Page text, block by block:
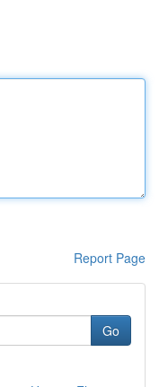
Report Page
Go